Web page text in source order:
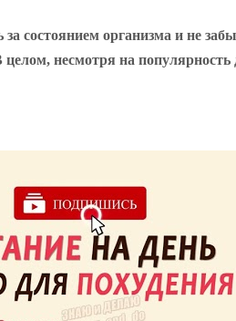
организма и не
несмотря на популярность